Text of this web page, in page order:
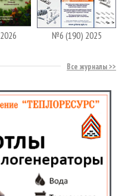
№6 (190) 2025
Все журналы